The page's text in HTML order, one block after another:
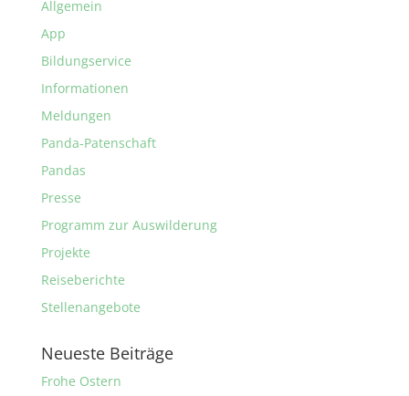
Allgemein
App
Bildungservice
Informationen
Meldungen
Panda-Patenschaft
Pandas
Presse
Programm zur Auswilderung
Projekte
Reiseberichte
Stellenangebote
Neueste Beiträge
Frohe Ostern